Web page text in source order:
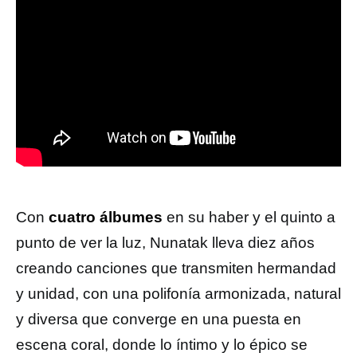
Con cuatro álbumes en su haber y el quinto a
punto de ver la luz, Nunatak lleva diez años
creando canciones que transmiten hermandad
y unidad, con una polifonía armonizada, natural
y diversa que converge en una puesta en
escena coral, donde lo íntimo y lo épico se